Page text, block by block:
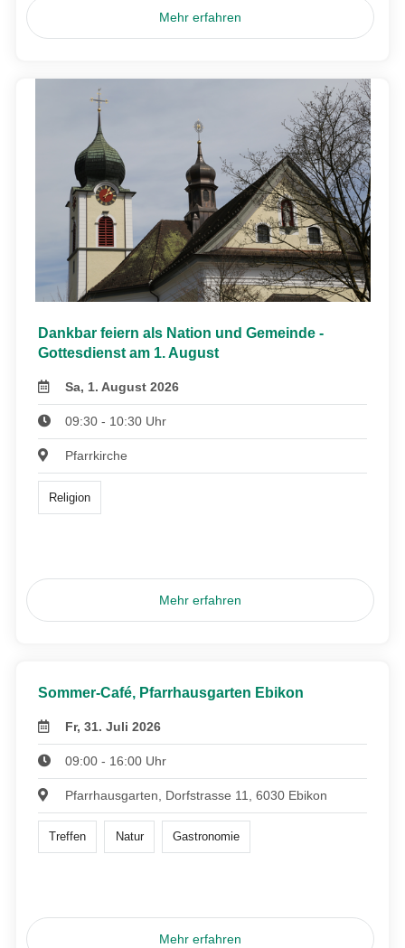
Mehr erfahren
Dankbar feiern als Nation und Gemeinde -
Gottesdienst am 1. August
Sa, 1. August 2026
09:30 - 10:30 Uhr
Pfarrkirche
Religion
Mehr erfahren
Sommer-Café, Pfarrhausgarten Ebikon
Fr, 31. Juli 2026
09:00 - 16:00 Uhr
Pfarrhausgarten, Dorfstrasse 11, 6030 Ebikon
Treffen Natur Gastronomie
Mehr erfahren